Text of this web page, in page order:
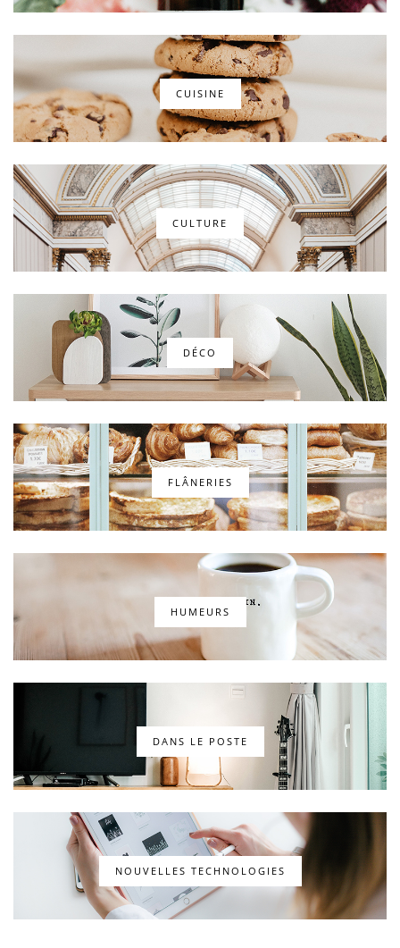
CUISINE
CULTURE
DÉCO
FLÂNERIES
HUMEURS
DANS LE POSTE
NOUVELLES TECHNOLOGIES